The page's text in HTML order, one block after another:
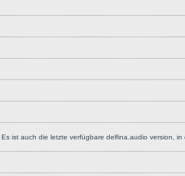
ist auch die letzte verfügbare delfina.audio version,